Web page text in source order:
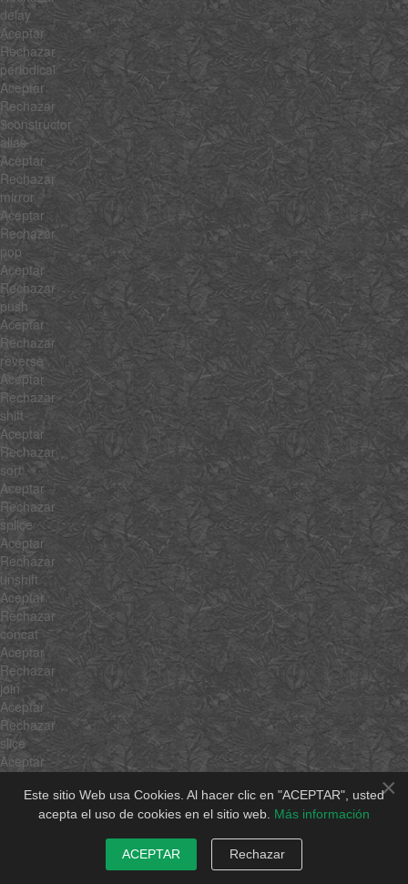
×
Este sitio Web usa Cookies. Al hacer clic en "ACEPTAR", usted
acepta el uso de cookies en el sitio web. Más información
ACEPTAR Rechazar
delay
Aceptar
Rechazar
periodical
Aceptar
Rechazar
$constructor
alias
Aceptar
Rechazar
mirror
Aceptar
Rechazar
pop
Aceptar
Rechazar
push
Aceptar
Rechazar
reverse
Aceptar
Rechazar
shift
Aceptar
Rechazar
sort
Aceptar
Rechazar
splice
Aceptar
Rechazar
unshift
Aceptar
Rechazar
concat
Aceptar
Rechazar
join
Aceptar
Rechazar
slice
Aceptar
indexOf
Aceptar